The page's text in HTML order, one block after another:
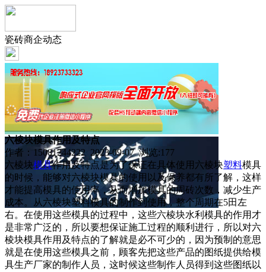
瓷砖商企动态
六棱块模具作用及特点
作者：15081244222 2023-09-07 浏览:177
六棱块模具作用及特点是为了保证在具体使用六棱块塑料模具
的时候，能够对六棱块模具的使用以及保养都有所了解，这样
才能提高模具的使用率，从而增加模具的周砖次数，减少生产
成本。从六棱块塑料模具的制作到使用，整个周期在5田左
右。在使用这些模具的过程中，这些六棱块水利模具的作用才
是非常广泛的，所以要想保证施工过程的顺利进行，所以对六
棱块模具作用及特点的了解就是必不可少的，因为预制的意思
就是在使用这些模具之前，顾客先把这些产品的图纸提供给模
具生产厂家的制作人员，这时候这些制作人员得到这些图纸以